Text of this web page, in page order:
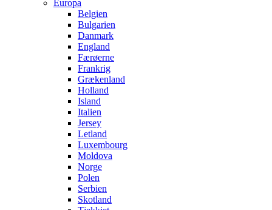
Europa
Belgien
Bulgarien
Danmark
England
Færøerne
Frankrig
Grækenland
Holland
Island
Italien
Jersey
Letland
Luxembourg
Moldova
Norge
Polen
Serbien
Skotland